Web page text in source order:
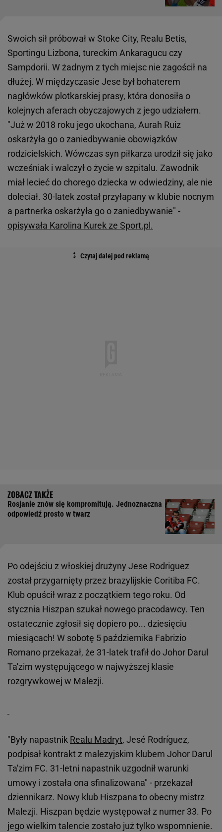
Swoich sił próbował w Stoke City, Realu Betis,
Sportingu Lizbona, tureckim Ankaragucu czy
Sampdorii. W żadnym z tych miejsc nie zagościł na
dłużej. W międzyczasie Jese był bohaterem
nagłówków plotkarskiej prasy, która donosiła o
kolejnych aferach obyczajowych z jego udziałem.
"Już w 2018 roku jego ukochana, Aurah Ruiz
oskarżyła go o zaniedbywanie obowiązków
rodzicielskich. Wówczas syn piłkarza urodził się jako
wcześniak i walczył o życie w szpitalu. Zawodnik
miał lecieć do chorego dziecka w odwiedziny, ale nie
doleciał. 30-latek został przyłapany w klubie nocnym
a partnerka oskarżyła go o zaniedbywanie" -
opisywała Karolina Kurek ze Sport.pl.
Rosjanie znów się kompromitują. Jednoznaczna
odpowiedź prosto w twarz
Po odejściu z włoskiej drużyny Jese Rodriguez
został przygarnięty przez brazylijskie Coritiba FC.
Klub opuścił wraz z początkiem tego roku. Od
stycznia Hiszpan szukał nowego pracodawcy. Ten
ostatecznie zgłosił się dopiero po... dziesięciu
miesiącach! W sobotę 5 października Fabrizio
Romano przekazał, że 31-latek trafił do Johor Darul
Ta'zim występującego w najwyższej klasie
rozgrywkowej w Malezji.
"Były napastnik Realu Madryt, Jesé Rodríguez,
podpisał kontrakt z malezyjskim klubem Johor Darul
Ta'zim FC. 31-letni napastnik uzgodnił warunki
umowy i została ona sfinalizowana" - przekazał
dziennikarz. Nowy klub Hiszpana to obecny mistrz
Malezji. Hiszpan będzie występował z numer 33. Po
jego wielkim talencie zostało już tylko wspomnienie.